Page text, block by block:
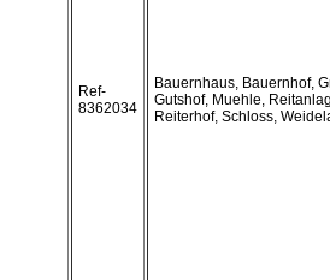
Ref-
8362034
Bauernhaus, Bauernhof,
Gutshof, Muehle,
Reiterhof, Schloss,